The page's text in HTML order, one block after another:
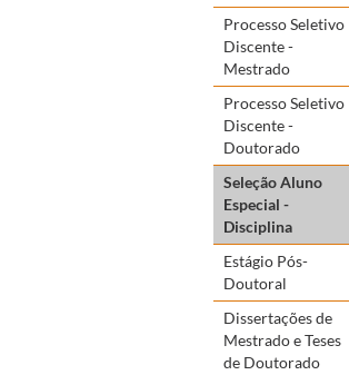
Processo Seletivo
Discente -
Mestrado
Processo Seletivo
Discente -
Doutorado
Seleção Aluno
Especial -
Disciplina
Estágio Pós-
Doutoral
Dissertações de
Mestrado e Teses
de Doutorado